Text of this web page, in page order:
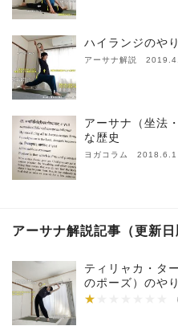
ハイランジのや
アーサナ解説
アーサナ（坐法
な歴史
ヨガコラム 2018.6.1
アーサナ解説記事（更新日
ティリャカ・タ
のポーズ）のや
★
★★★★★★★